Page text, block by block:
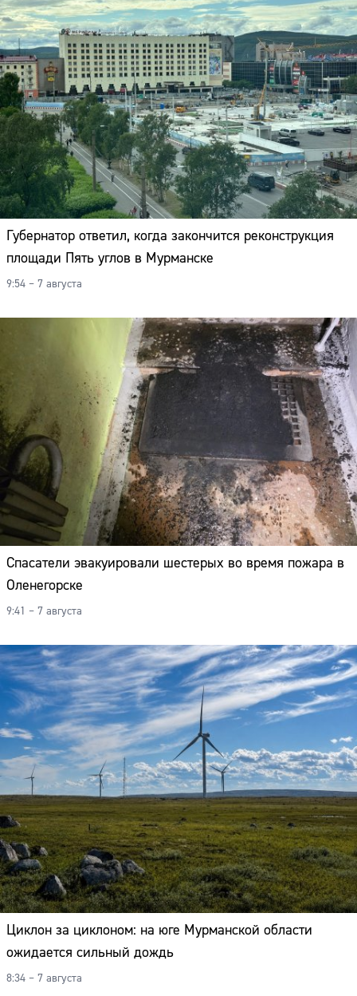
Губернатор ответил, когда закончится реконструкция
площади Пять углов в Мурманске
9:54 – 7 августа
Спасатели эвакуировали шестерых во время пожара в
Оленегорске
9:41 – 7 августа
Циклон за циклоном: на юге Мурманской области
ожидается сильный дождь
8:34 – 7 августа